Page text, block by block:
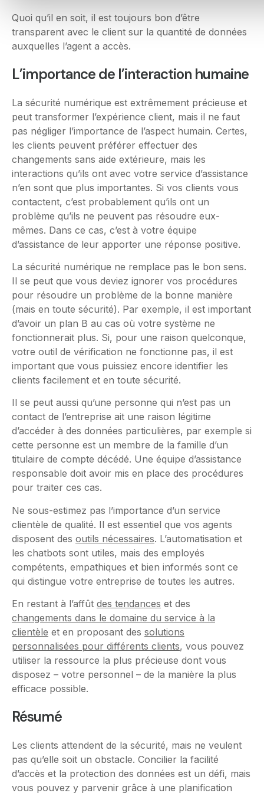
Quoi qu’il en soit, il est toujours bon d’être
transparent avec le client sur la quantité de données
auxquelles l’agent a accès.
L’importance de l’interaction humaine
La sécurité numérique est extrêmement précieuse et
peut transformer l’expérience client, mais il ne faut
pas négliger l’importance de l’aspect humain. Certes,
les clients peuvent préférer effectuer des
changements sans aide extérieure, mais les
interactions qu’ils ont avec votre service d’assistance
n’en sont que plus importantes. Si vos clients vous
contactent, c’est probablement qu’ils ont un
problème qu’ils ne peuvent pas résoudre eux-
mêmes. Dans ce cas, c’est à votre équipe
d’assistance de leur apporter une réponse positive.
La sécurité numérique ne remplace pas le bon sens.
Il se peut que vous deviez ignorer vos procédures
pour résoudre un problème de la bonne manière
(mais en toute sécurité). Par exemple, il est important
d’avoir un plan B au cas où votre système ne
fonctionnerait plus. Si, pour une raison quelconque,
votre outil de vérification ne fonctionne pas, il est
important que vous puissiez encore identifier les
clients facilement et en toute sécurité.
Il se peut aussi qu’une personne qui n’est pas un
contact de l’entreprise ait une raison légitime
d’accéder à des données particulières, par exemple si
cette personne est un membre de la famille d’un
titulaire de compte décédé. Une équipe d’assistance
responsable doit avoir mis en place des procédures
pour traiter ces cas.
Ne sous-estimez pas l’importance d’un service
clientèle de qualité. Il est essentiel que vos agents
disposent des outils nécessaires. L’automatisation et
les chatbots sont utiles, mais des employés
compétents, empathiques et bien informés sont ce
qui distingue votre entreprise de toutes les autres.
En restant à l’affût des tendances et des
changements dans le domaine du service à la
clientèle et en proposant des solutions
personnalisées pour différents clients, vous pouvez
utiliser la ressource la plus précieuse dont vous
disposez – votre personnel – de la manière la plus
efficace possible.
Résumé
Les clients attendent de la sécurité, mais ne veulent
pas qu’elle soit un obstacle. Concilier la facilité
d’accès et la protection des données est un défi, mais
vous pouvez y parvenir grâce à une planification